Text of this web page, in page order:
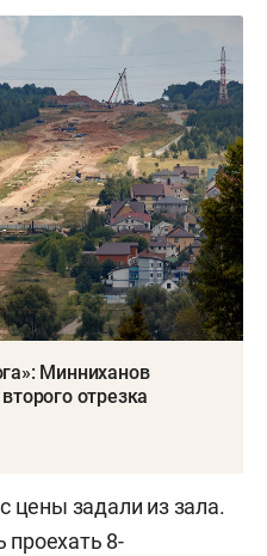
Минниханов
отрезка
задали из зала.
проехать 8-